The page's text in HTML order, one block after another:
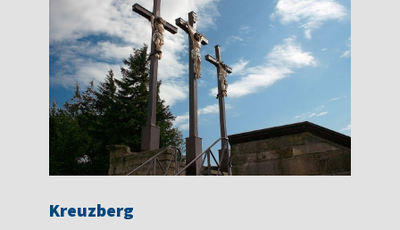
Kreuzberg